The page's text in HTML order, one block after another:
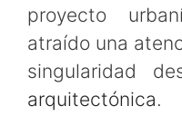
proyecto
atraído una
singularidad
arquitectónica.